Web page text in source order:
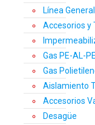
Línea
Accesorios y
Gas PE-AL-PE
Gas
Aislamiento
Accesorios
Desagüe